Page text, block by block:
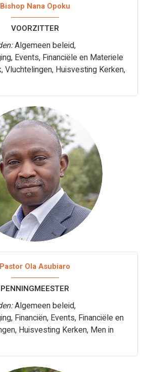
Bishop Nana Opoku
VOORZITTER
Algemeen beleid,
Events, Financiële en Materiele
Vluchtelingen, Huisvesting Kerken,
Pastor Ola Asubiaro
PENNINGMEESTER
Algemeen beleid,
Financiën, Events, Financiële en
Huisvesting Kerken, Men in